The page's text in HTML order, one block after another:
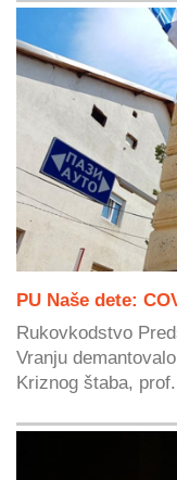
PU Naše dete:
Rukovkodstvo
Vranju
Kriznog štaba,